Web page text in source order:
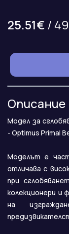
25.51€ /
Описание
Модел за
- Optimus Primal
Моделът е
отличава с
при
колекционери и
на